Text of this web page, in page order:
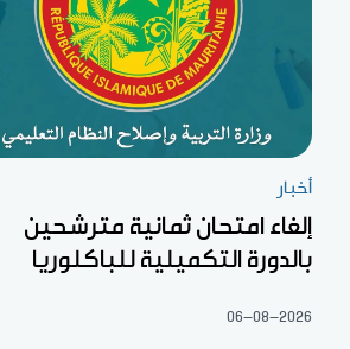
أخبار
إلغاء امتحان ثمانية مترشحين
بالدورة التكميلية للباكلوريا
06-08-2026